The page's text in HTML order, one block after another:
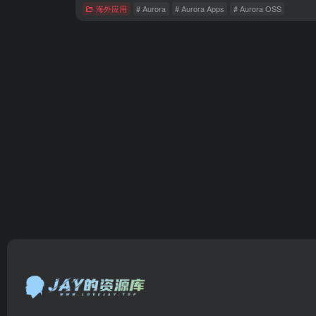
海外应用 # Aurora # Aurora Apps # Aurora OSS